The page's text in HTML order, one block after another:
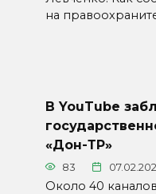
на
В YouTube
«Дон-ТР»
83
Около 40